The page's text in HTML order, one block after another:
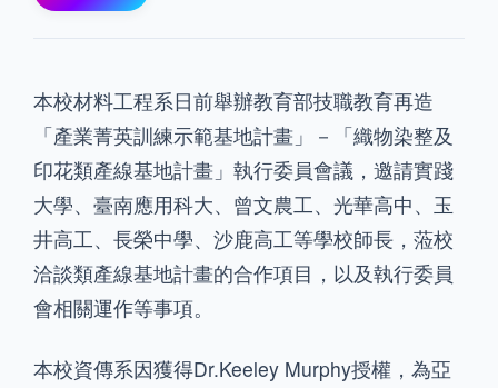
本校材料工程系日前舉辦教育部技職教育再造
「產業菁英訓練示範基地計畫」－「織物染整及
印花類產線基地計畫」執行委員會議，邀請實踐
大學、臺南應用科大、曾文農工、光華高中、玉
井高工、長榮中學、沙鹿高工等學校師長，蒞校
洽談類產線基地計畫的合作項目，以及執行委員
會相關運作等事項。
本校資傳系因獲得Dr.Keeley Murphy授權，為亞